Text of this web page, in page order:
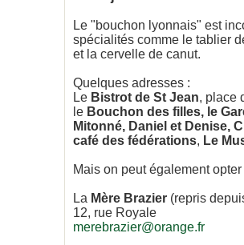
Le "bouchon lyonnais" est
spécialités comme le tablier
et la cervelle de canut.
Quelques adresses :
Le Bistrot de St Jean, place
le Bouchon des filles, le
Mitonné, Daniel et Denise,
café des fédérations, Le
Mais on peut également
La Mère Brazier (repris
12, rue Royale
merebrazier@orange.fr